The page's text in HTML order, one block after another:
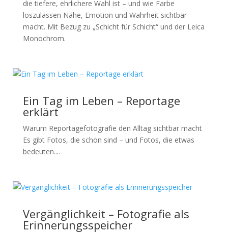
die tiefere, ehrlichere Wahl ist – und wie Farbe
loszulassen Nähe, Emotion und Wahrheit sichtbar
macht. Mit Bezug zu „Schicht für Schicht“ und der Leica
Monochrom.
Ein Tag im Leben – Reportage
erklärt
Warum Reportagefotografie den Alltag sichtbar macht
Es gibt Fotos, die schön sind – und Fotos, die etwas
bedeuten....
Vergänglichkeit – Fotografie als
Erinnerungsspeicher